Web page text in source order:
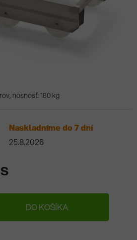
nosnosť: 180 kg
Naskladníme do 7 dní
25.8.2026
DO KOŠÍKA